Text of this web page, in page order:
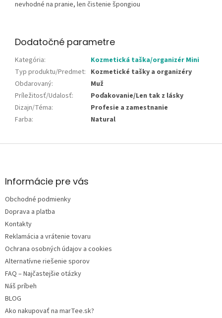
nevhodné na pranie, len čistenie špongiou
Dodatočné parametre
Kategória:
Kozmetická taška/organizér Mini
Typ produktu/Predmet: Kozmetické tašky a organizéry
Obdarovaný:
Muž
Príležitosť/Udalosť:
Poďakovanie/Len tak z lásky
Dizajn/Téma:
Profesie a zamestnanie
Farba: Natural
Z
ä
e
Informácie pre vás
Obchodné podmienky
Doprava a platba
Kontakty
Reklamácia a vrátenie tovaru
Ochrana osobných údajov a cookies
Alternatívne riešenie sporov
FAQ – Najčastejšie otázky
Náš príbeh
BLOG
Ako nakupovať na marTee.sk?